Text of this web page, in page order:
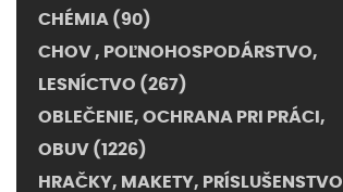
CHÉMIA (90)
CHOV , POĽNOHOSPODÁRSTVO,
LESNÍCTVO (267)
OBLEČENIE, OCHRANA PRI PRÁCI,
OBUV (1226)
HRAČKY, MAKETY, PRÍSLUŠENSTVO